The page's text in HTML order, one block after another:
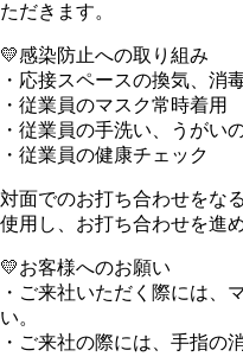
ただきます。
💛感染防止への取り組み
・応接スペースの換気、消
・従業員のマスク常時着用
・従業員の手洗い、うがい
・従業員の健康チェック
対面でのお打ち合わせをな
使用し、お打ち合わせを進
💛お客様へのお願い
・ご来社いただく際には、
い。
・ご来社の際には、手指の